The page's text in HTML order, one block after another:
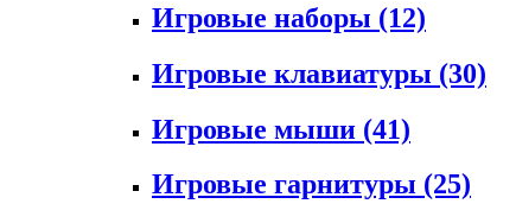
Игровые наборы (12)
Игровые клавиатуры (30)
Игровые мыши (41)
Игровые гарнитуры (25)